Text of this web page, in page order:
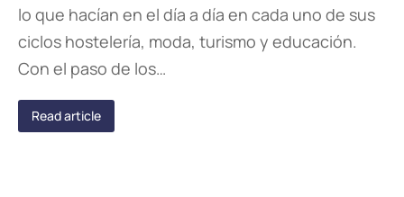
lo que hacían en el día a día en cada uno de sus
ciclos hostelería, moda, turismo y educación.
Con el paso de los…
Read article